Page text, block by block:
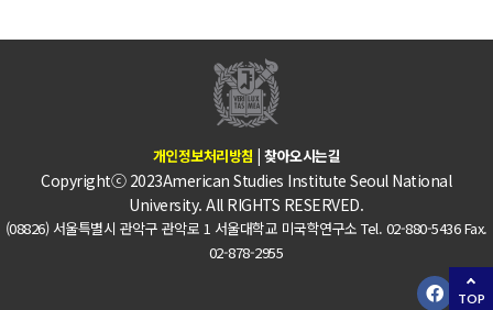
TOP
개인정보처리방침 |찾아오시는길
Copyrightⓒ 2023American Studies Institute Seoul National
University. All RIGHTS RESERVED.
(08826) 서울특별시 관악구 관악로 1 서울대학교 미국학연구소 Tel. 02-880-5436 Fax.
02-878-2955